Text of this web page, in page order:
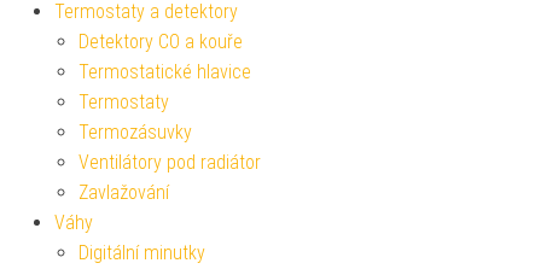
Termostaty a detektory
Detektory CO a kouře
Termostatické hlavice
Termostaty
Termozásuvky
Ventilátory pod radiátor
Zavlažování
Váhy
Digitální minutky